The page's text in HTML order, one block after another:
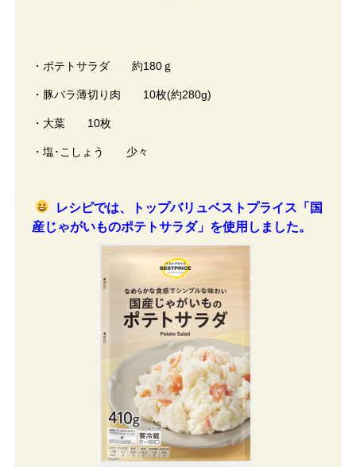
・ポテトサラダ 約180ｇ
・豚バラ薄切り肉 10枚(約280g)
・大葉 10枚
・塩･こしょう 少々
レシピでは、トップバリュベストプライス「国
産じゃがいものポテトサラダ」を使用しました。